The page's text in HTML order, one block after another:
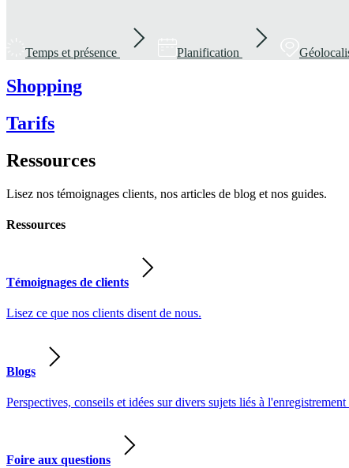
Temps et présence Planification
Shopping
Tarifs
Ressources
Lisez nos témoignages clients, nos articles de blog et nos guides.
Ressources
Témoignages de clients
Lisez ce que nos clients disent de nous.
Blogs
Perspectives, conseils et idées sur divers sujets liés à
Foire aux questions